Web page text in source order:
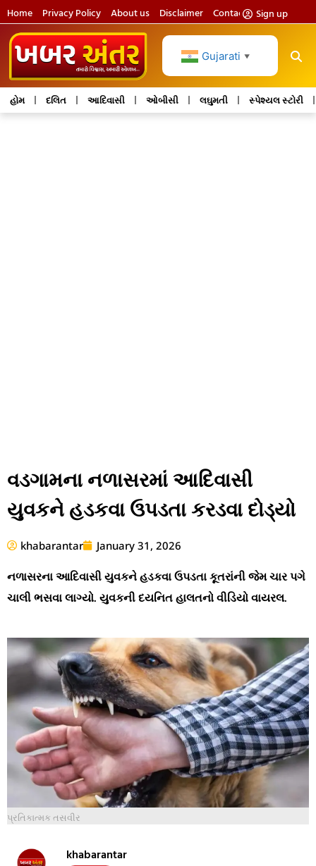
Home Privacy Policy About us Disclaimer Contact usSign up
Gujarati ▼
હોમ દલિત આદિવાસી ઓબીસી લઘુમતી સ્પેશ્યલ સ્ટોરી
વડગામના નળાસરમાં આદિવાસી
યુવકને હડકવા ઉપડતા કરડવા દોડ્યો
khabarantar January 31, 2026
નળાસરના આદિવાસી યુવકને હડકવા ઉપડતા કૂતરાંની જેમ ચાર પગે
ચાલી ભસવા લાગ્યો. યુવકની દયનિત હાલતનો વીડિયો વાયરલ.
પ્રતિકાત્મક તસવીર
khabarantar